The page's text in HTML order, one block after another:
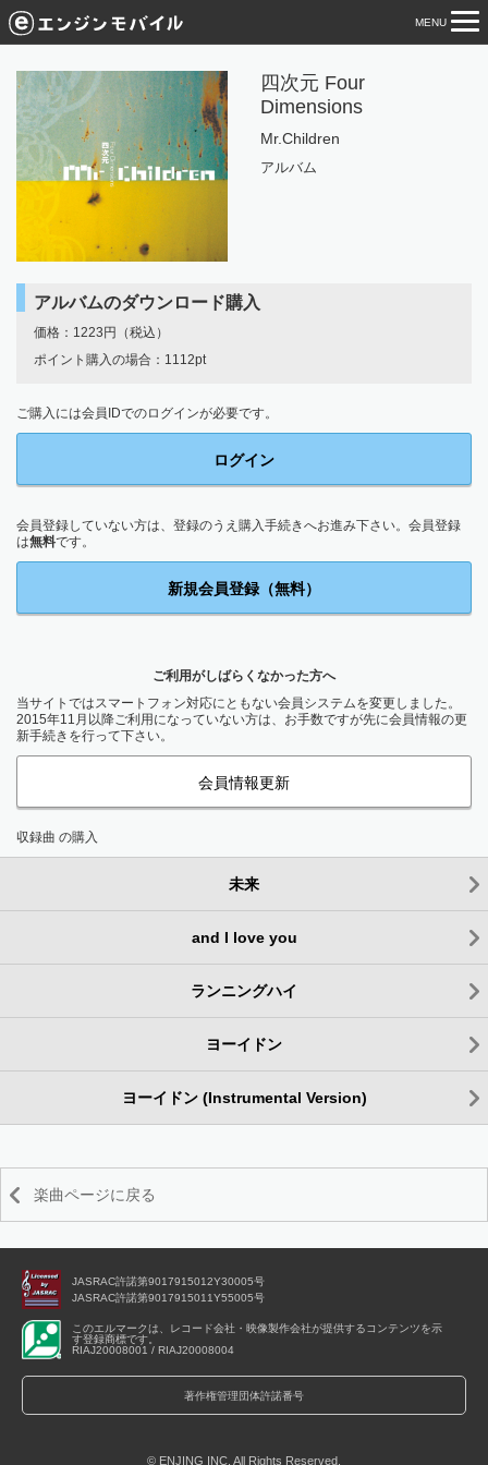
MENU
四次元 Four
Dimensions
Mr.Children
アルバム
アルバムのダウンロード購入
価格：1223円（税込）
ポイント購入の場合：1112pt
ご購入には会員IDでのログインが必要です。
ログイン
会員登録していない方は、登録のうえ購入手続きへお進み下さい。会員登録
は無料です。
新規会員登録（無料）
ご利用がしばらくなかった方へ
当サイトではスマートフォン対応にともない会員システムを変更しました。
2015年11月以降ご利用になっていない方は、お手数ですが先に会員情報の更
新手続きを行って下さい。
会員情報更新
収録曲 の購入
未来
and I love you
ランニングハイ
ヨーイドン
ヨーイドン (Instrumental Version)
楽曲ページに戻る
JASRAC許諾第9017915012Y30005号
JASRAC許諾第9017915011Y55005号
このエルマークは、レコード会社・映像製作会社が提供するコンテンツを示
す登録商標です。
RIAJ20008001 / RIAJ20008004
著作権管理団体許諾番号
© ENJING INC. All Rights Reserved.